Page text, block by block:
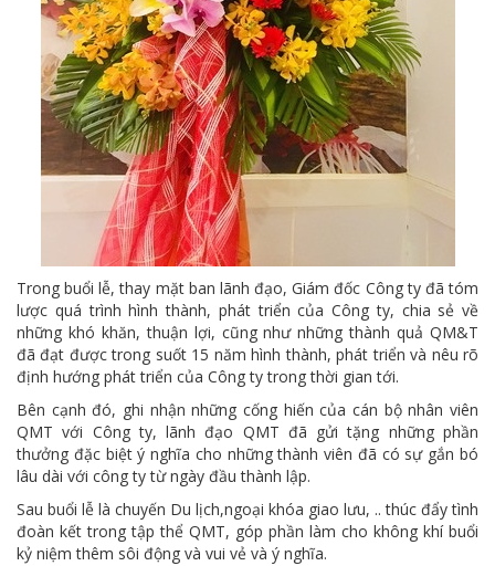
Trong buổi lễ, thay mặt ban lãnh đạo, Giám đốc Công ty đã tóm
lược quá trình hình thành, phát triển của Công ty, chia sẻ về
những khó khăn, thuận lợi, cũng như những thành quả QM&T
đã đạt được trong suốt 15 năm hình thành, phát triển và nêu rõ
định hướng phát triển của Công ty trong thời gian tới.
Bên cạnh đó, ghi nhận những cống hiến của cán bộ nhân viên
QMT với Công ty, lãnh đạo QMT đã gửi tặng những phần
thưởng đặc biệt ý nghĩa cho những thành viên đã có sự gắn bó
lâu dài với công ty từ ngày đầu thành lập.
Sau buổi lễ là chuyến Du lịch,ngoại khóa giao lưu, .. thúc đẩy tình
đoàn kết trong tập thể QMT, góp phần làm cho không khí buổi
kỷ niệm thêm sôi động và vui vẻ và ý nghĩa.